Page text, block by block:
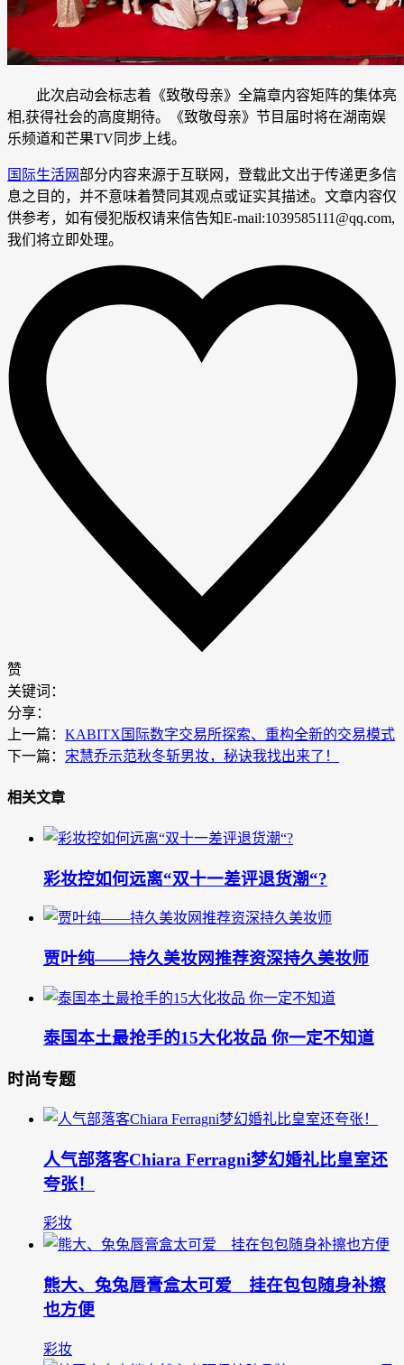
此次启动会标志着《致敬母亲》全篇章内容矩阵的集体亮
相,获得社会的高度期待。《致敬母亲》节目届时将在湖南娱
乐频道和芒果TV同步上线。
国际生活网部分内容来源于互联网，登载此文出于传递更多信
息之目的，并不意味着赞同其观点或证实其描述。文章内容仅
供参考，如有侵犯版权请来信告知E-mail:1039585111@qq.com,
我们将立即处理。
赞
关键词：
分享：
上一篇： KABITX国际数字交易所探索、重构全新的交易模式
下一篇： 宋慧乔示范秋冬斩男妆，秘诀我找出来了！
相关文章
彩妆控如何远离“双十一差评退货潮“?
贾叶纯——持久美妆网推荐资深持久美妆师
泰国本土最抢手的15大化妆品 你一定不知道
时尚专题
人气部落客Chiara Ferragni梦幻婚礼比皇室还
夸张！
彩妆
熊大、兔兔唇膏盒太可爱 挂在包包随身补擦
也方便
彩妆